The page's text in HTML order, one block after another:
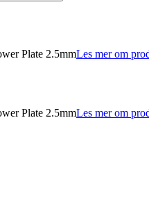
Plate 2.5mmLes mer om
Plate 2.5mmLes mer om